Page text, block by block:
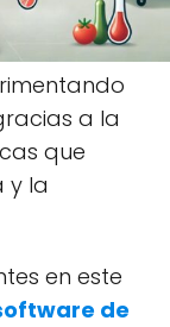
a la
que
y la
en este
de